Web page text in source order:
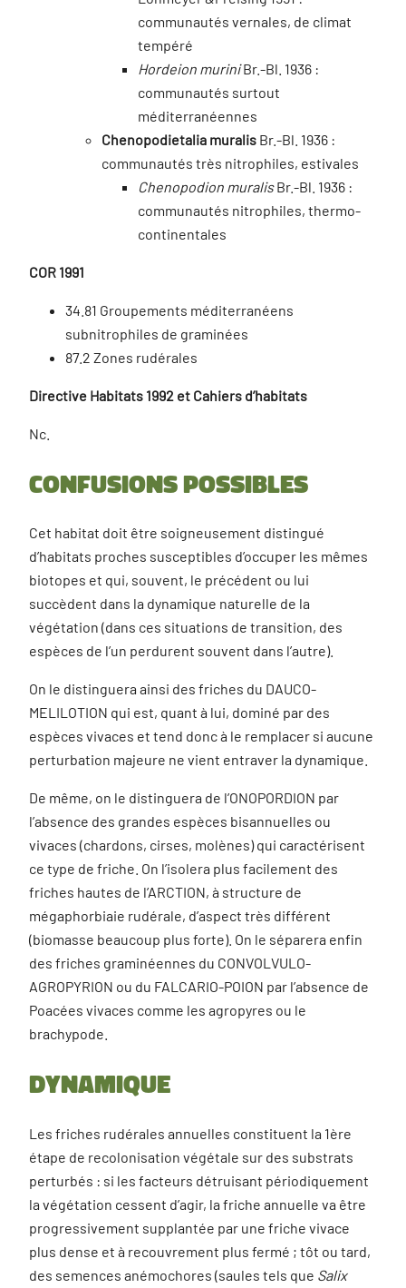
communautés vernales, de climat
tempéré
Hordeion muriniBr.-Bl. 1936 :
communautés surtout
méditerranéennes
Chenopodietalia muralis Br.-Bl. 1936 :
communautés très nitrophiles, estivales
Chenopodion muralisBr.-Bl. 1936 :
communautés nitrophiles, thermo-
continentales
COR 1991
34.81 Groupements méditerranéens
subnitrophiles de graminées
87.2 Zones rudérales
Directive Habitats 1992 et Cahiers d’habitats
Nc.
Confusions possibles
Cet habitat doit être soigneusement distingué
d’habitats proches susceptibles d’occuper les mêmes
biotopes et qui, souvent, le précédent ou lui
succèdent dans la dynamique naturelle de la
végétation (dans ces situations de transition, des
espèces de l’un perdurent souvent dans l’autre).
On le distinguera ainsi des friches du DAUCO-
MELILOTION qui est, quant à lui, dominé par des
espèces vivaces et tend donc à le remplacer si aucune
perturbation majeure ne vient entraver la dynamique.
De même, on le distinguera de l’ONOPORDION par
l’absence des grandes espèces bisannuelles ou
vivaces (chardons, cirses, molènes) qui caractérisent
ce type de friche. On l’isolera plus facilement des
friches hautes de l’ARCTION, à structure de
mégaphorbiaie rudérale, d’aspect très différent
(biomasse beaucoup plus forte). On le séparera enfin
des friches graminéennes du CONVOLVULO-
AGROPYRION ou du FALCARIO-POION par l’absence de
Poacées vivaces comme les agropyres ou le
brachypode.
Dynamique
Les friches rudérales annuelles constituent la 1ère
étape de recolonisation végétale sur des substrats
perturbés : si les facteurs détruisant périodiquement
la végétation cessent d’agir, la friche annuelle va être
progressivement supplantée par une friche vivace
plus dense et à recouvrement plus fermé ; tôt ou tard,
des semences anémochores (saules tels que Salix